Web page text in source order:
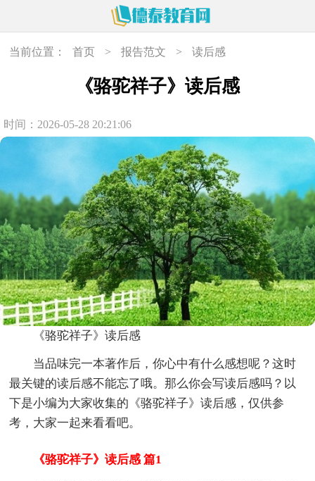
当前位置： 首页 > 报告范文 > 读后感
《骆驼祥子》读后感
时间：2026-05-28 20:21:06
《骆驼祥子》读后感
当品味完一本著作后，你心中有什么感想呢？这时
最关键的读后感不能忘了哦。那么你会写读后感吗？以
下是小编为大家收集的《骆驼祥子》读后感，仅供参
考，大家一起来看看吧。
《骆驼祥子》读后感 篇1